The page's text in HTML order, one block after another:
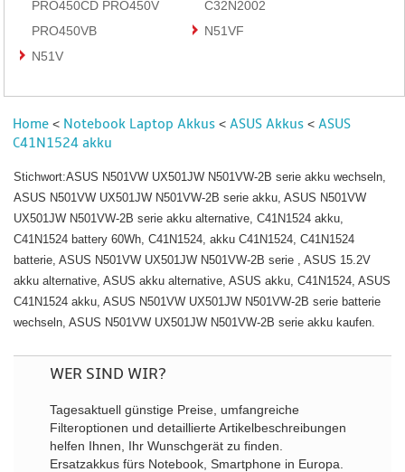
PRO450CD PRO450V
PRO450VB
C32N2002
N51VF
N51V
Home < Notebook Laptop Akkus < ASUS Akkus < ASUS
C41N1524 akku
Stichwort:ASUS N501VW UX501JW N501VW-2B serie akku wechseln,
ASUS N501VW UX501JW N501VW-2B serie akku, ASUS N501VW
UX501JW N501VW-2B serie akku alternative, C41N1524 akku,
C41N1524 battery 60Wh, C41N1524, akku C41N1524, C41N1524
batterie, ASUS N501VW UX501JW N501VW-2B serie , ASUS 15.2V
akku alternative, ASUS akku alternative, ASUS akku, C41N1524, ASUS
C41N1524 akku, ASUS N501VW UX501JW N501VW-2B serie batterie
wechseln, ASUS N501VW UX501JW N501VW-2B serie akku kaufen.
WER SIND WIR?
Tagesaktuell günstige Preise, umfangreiche
Filteroptionen und detaillierte Artikelbeschreibungen
helfen Ihnen, Ihr Wunschgerät zu finden.
Ersatzakkus fürs Notebook, Smartphone in Europa.